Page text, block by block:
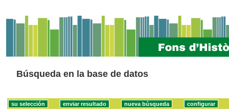
Búsqueda en la base de datos